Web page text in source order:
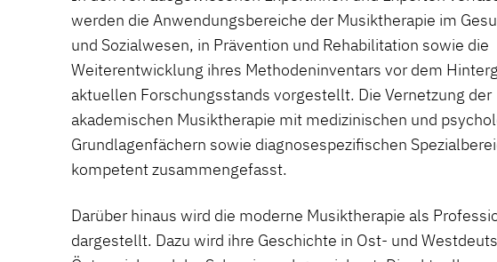
werden die Anwendungsbereiche der Musiktherapie im
und Sozialwesen, in Prävention und Rehabilitation sowie die
Weiterentwicklung ihres Methodeninventars vor dem
aktuellen Forschungsstands vorgestellt. Die Vernetzung der
akademischen Musiktherapie mit medizinischen und
Grundlagenfächern sowie diagnosespezifischen
kompetent zusammengefasst.
Darüber hinaus wird die moderne Musiktherapie als
dargestellt. Dazu wird ihre Geschichte in Ost- und